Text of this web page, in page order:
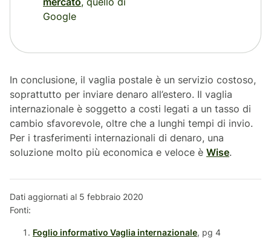
Google
In conclusione, il vaglia postale è un servizio costoso,
soprattutto per inviare denaro all’estero. Il vaglia
internazionale è soggetto a costi legati a un tasso di
cambio sfavorevole, oltre che a lunghi tempi di invio.
Per i trasferimenti internazionali di denaro, una
soluzione molto più economica e veloce è Wise.
Dati aggiornati al 5 febbraio 2020
Fonti:
Foglio informativo Vaglia internazionale, pg 4